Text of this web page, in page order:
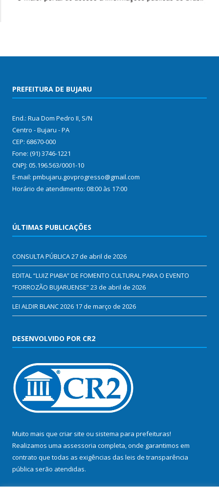
PREFEITURA DE BUJARU
End.: Rua Dom Pedro II, S/N
Centro - Bujaru - PA
CEP: 68670-000
Fone: (91) 3746-1221
CNPJ: 05.196.563/0001-10
E-mail: pmbujaru.govprogresso@gmail.com
Horário de atendimento: 08:00 às 17:00
ÚLTIMAS PUBLICAÇÕES
CONSULTA PÚBLICA27 de abril de 2026
EDITAL “LUIZ PIABA” DE FOMENTO CULTURAL PARA O EVENTO
“FORROZÃO BUJARUENSE”23 de abril de 2026
LEI ALDIR BLANC 2026 17 de março de 2026
DESENVOLVIDO POR CR2
Muito mais que criar site ou sistema para prefeituras!
Realizamos uma assessoria completa, onde garantimos em
contrato que todas as exigências das leis de transparência
pública serão atendidas.